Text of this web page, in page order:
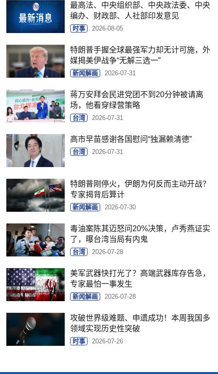
最高法、中央组织部、中央政法委、中央
编办、财政部、人社部印发意见
时事 2026-08-05
特朗普手握全球最强军力却无计可施，外
媒揭美伊战争“无解三选一”
新闻解画 2026-07-31
蒋万安拜会民进党团不到20分钟被请离
场，他看穿绿营策略
台湾 2026-07-31
高市早苗感谢各国慰问“独漏赖清德”
台湾 2026-07-31
特朗普刚停火，伊朗为何反而主动开战？
专家揭背后算计
新闻解画 2026-07-30
毒油案陈其迈怒问20%决策，卢秀燕证实
了，曝台湾当局有内鬼
台湾 2026-07-28
美军武器快打光了？高端武器库存告急，
专家最怕一事发生
新闻解画 2026-07-28
攻破世界级难题、申遗成功！本周我国多
领域实现历史性突破
时事 2026-07-26